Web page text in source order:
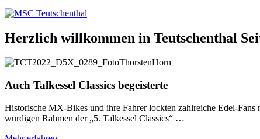
Herzlich willkommen in Teutschenthal
Auch Talkessel Classics begeisterte
Historische MX-Bikes und ihre Fahrer lockten zahlreiche Edel-Fans
würdigen Rahmen der „5. Talkessel Classics“ …